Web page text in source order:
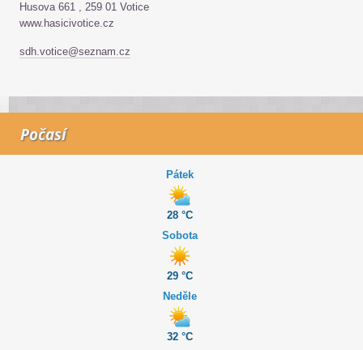
Husova 661 , 259 01 Votice
www.hasicivotice.cz
sdh.votice@seznam.cz
Počasí
Pátek
28 °C
Sobota
29 °C
Neděle
32 °C